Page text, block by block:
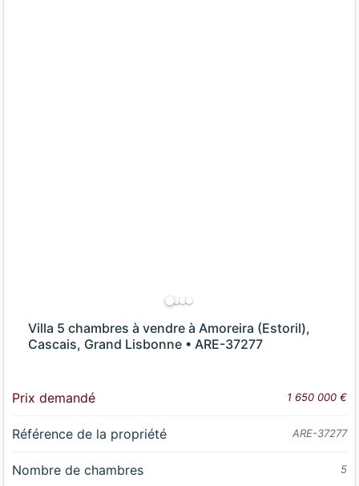
Villa 5 chambres à vendre à Amoreira (Estoril),
Cascais, Grand Lisbonne • ARE-37277
Prix demandé 1 650 000 €
Référence de la propriété ARE-37277
Nombre de chambres 5